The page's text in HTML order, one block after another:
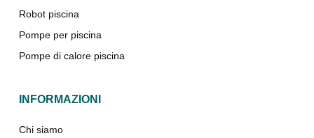
Robot piscina
Pompe per piscina
Pompe di calore piscina
INFORMAZIONI
Chi siamo